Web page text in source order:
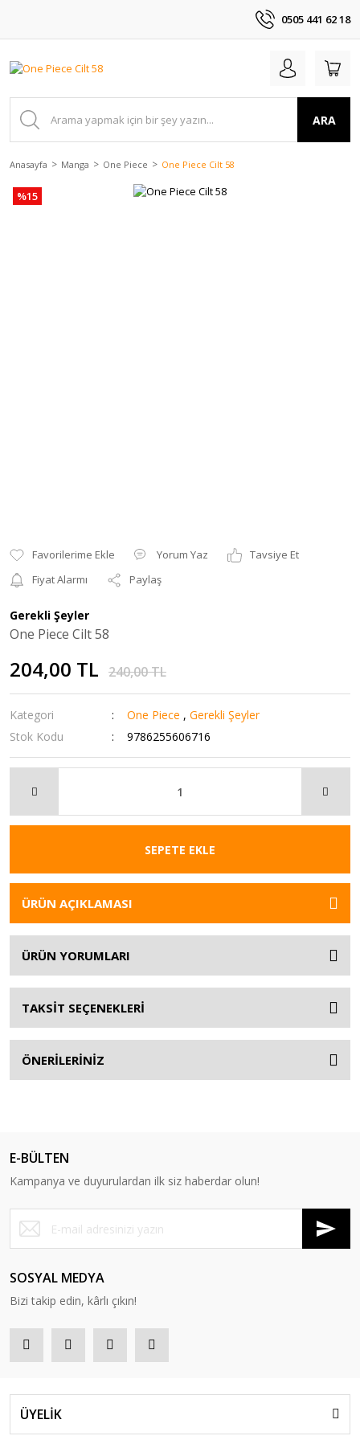
0505 441 62 18
ARA
Anasayfa Manga One Piece One Piece Cilt 58
%15
Yorum Yaz
Tavsiye Et
Fiyat Alarmı
Paylaş
Gerekli Şeyler
One Piece Cilt 58
204,00 TL 240,00 TL
Kategori One Piece ,Gerekli Şeyler
Stok Kodu
9786255606716
SEPETE EKLE
ÜRÜN AÇIKLAMASI
ÜRÜN YORUMLARI
TAKSİT SEÇENEKLERİ
ÖNERİLERİNİZ
E-BÜLTEN
Kampanya ve duyurulardan ilk siz haberdar olun!
SOSYAL MEDYA
Bizi takip edin, kârlı çıkın!
ÜYELİK